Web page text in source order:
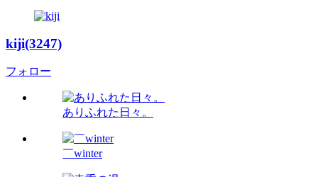
kiji(3247)
フォロー
ありふれた日々。
￣winter